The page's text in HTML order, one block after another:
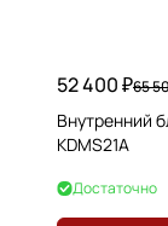
52 400 ₽65
Внутренний
KDMS21A
Достаточно